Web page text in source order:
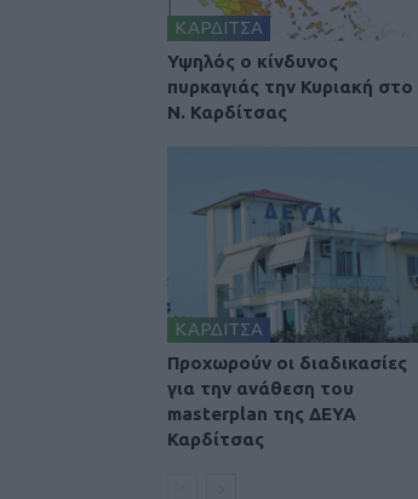
ΚΑΡΔΙΤΣΑ
Υψηλός ο κίνδυνος
πυρκαγιάς την Κυριακή στο
Ν. Καρδίτσας
ΚΑΡΔΙΤΣΑ
Προχωρούν οι διαδικασίες
για την ανάθεση του
masterplan της ΔΕΥΑ
Καρδίτσας